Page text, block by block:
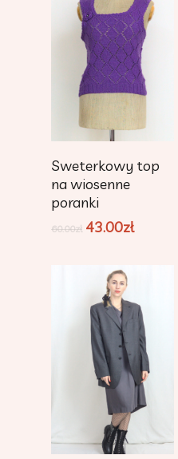
Dodaj Do
Koszyka
Sweterkowy top
na wiosenne
poranki
60.00zł 43.00zł